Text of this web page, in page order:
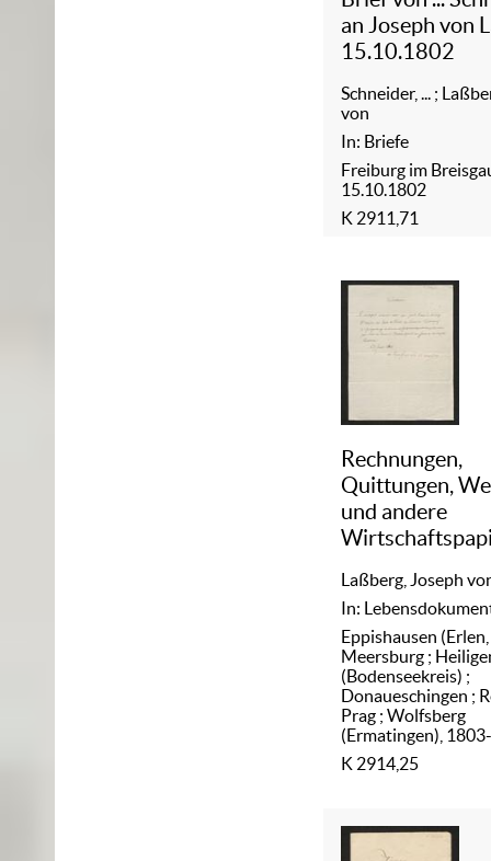
an Joseph von
15.10.1802
Schneider, ... ;
von
In: Briefe
Freiburg im
15.10.1802
K 2911,71
Rechnungen,
Quittungen,
und andere
Laßberg, Joseph
In:
Eppishausen
Meersburg ;
(Bodenseekreis) ;
Donaueschingen ;
Prag ; Wolfsberg
(Ermatingen),
K 2914,25